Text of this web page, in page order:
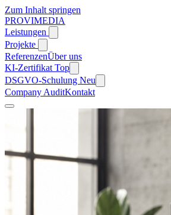
Zum Inhalt springen
PROVIMEDIA
Leistungen
Projekte
ReferenzenÜber uns
KI-Zertifikat Top
DSGVO-Schulung Neu
Company AuditKontakt